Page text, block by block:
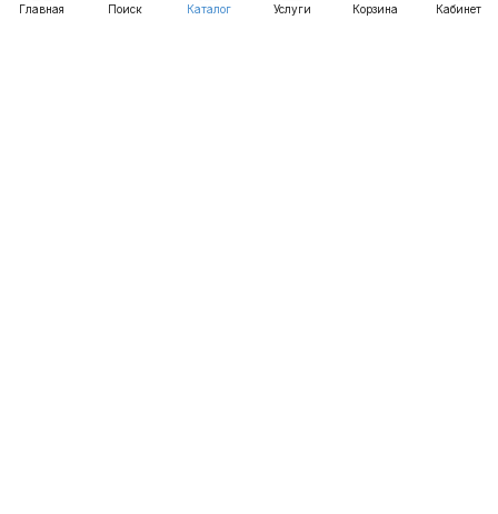
Главная Поиск Каталог Услуги Корзина Кабинет